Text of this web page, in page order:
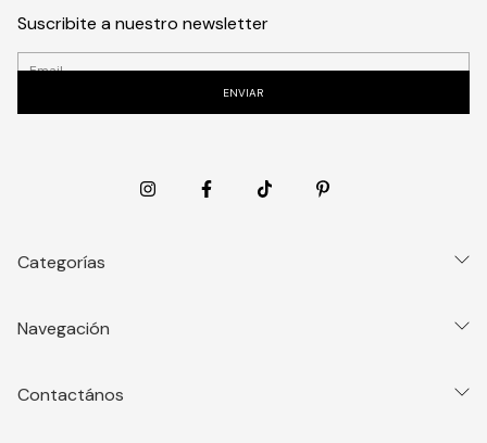
Suscribite a nuestro newsletter
Categorías
Navegación
Contactános